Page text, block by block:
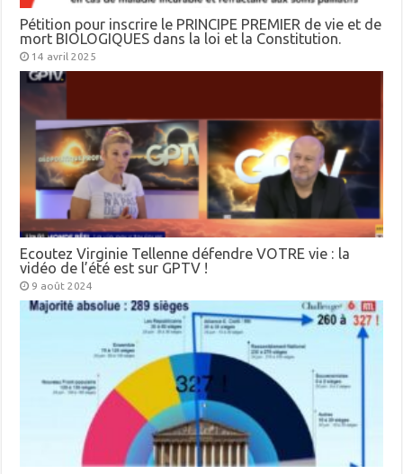
Pétition pour inscrire le PRINCIPE PREMIER de vie et de
mort BIOLOGIQUES dans la loi et la Constitution.
14 avril 2025
Ecoutez Virginie Tellenne défendre VOTRE vie : la
vidéo de l’été est sur GPTV !
9 août 2024